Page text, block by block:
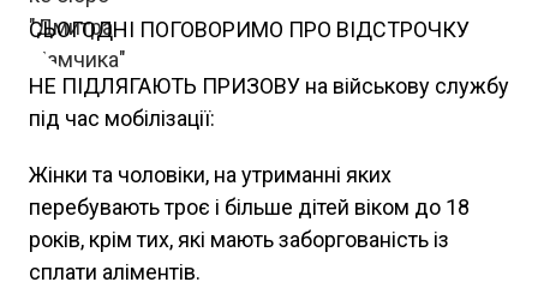
СЬОГОДНІ ПОГОВОРИМО ПРО ВІДСТРОЧКУ
НЕ ПІДЛЯГАЮТЬ ПРИЗОВУ на військову службу
під час мобілізації:
Жінки та чоловіки, на утриманні яких
перебувають троє і більше дітей віком до 18
років, крім тих, які мають заборгованість із
сплати аліментів.